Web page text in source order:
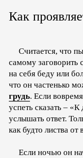
Как
Считается, что
самому заговорить
на себя беду или
что он частенько
грудь. Если
успеть сказать –
услышать ответ.
как будто листва от
Если ночью он